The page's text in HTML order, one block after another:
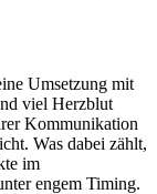
Umsetzung mit
viel Herzblut
Kommunikation
Was dabei zählt,
im
engem Timing.